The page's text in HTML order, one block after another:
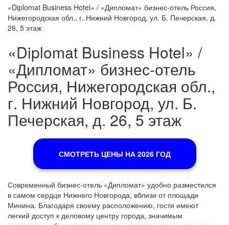
«Diplomat Business Hotel» / «Дипломат» бизнес-отель Россия,
Нижегородская обл., г. Нижний Новгород, ул. Б. Печерская, д.
26, 5 этаж
«Diplomat Business Hotel» /
«Дипломат» бизнес-отель
Россия, Нижегородская обл.,
г. Нижний Новгород, ул. Б.
Печерская, д. 26, 5 этаж
СМОТРЕТЬ ЦЕНЫ НА 2026 ГОД
Современный бизнес-отель «Дипломат» удобно разместился
в самом сердце Нижнего Новгорода, вблизи от площади
Минина. Благодаря своему расположению, гости имеют
легкий доступ к деловому центру города, значимым